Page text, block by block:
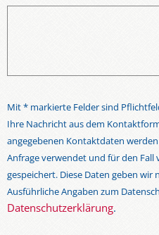
Mit * markierte Felder sind
Ihre Nachricht aus dem
angegebenen Kontaktdaten
Anfrage verwendet und für den Fall
gespeichert. Diese Daten geben
Ausführliche Angaben zum
Datenschutzerklärung.